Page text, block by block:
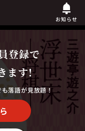
お知らせ
登録で
ます!
落語が見放題！